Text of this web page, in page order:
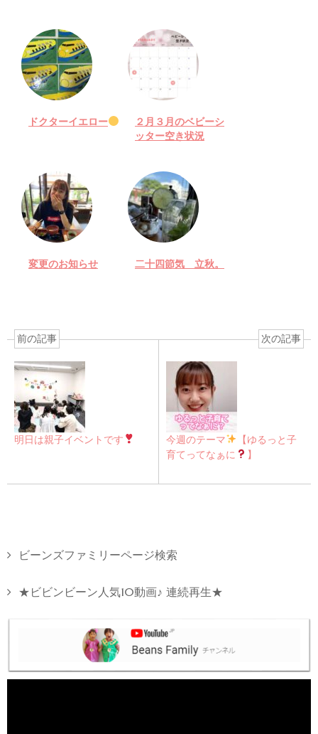
ドクターイエロー
２月３月のベビーシ
ッター空き状況
変更のお知らせ 二十四節気 立秋。
前の記事
明日は親子イベントです
次の記事
今週のテーマ
【ゆるっと子
育てってなぁに
】
ビーンズファミリーページ検索
★ビビンビーン人気10動画♪ 連続再生★